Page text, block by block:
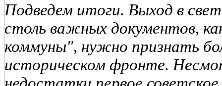
Подведем итоги. Выход в свет
столь важных документов,
коммуны", нужно признать
историческом фронте.